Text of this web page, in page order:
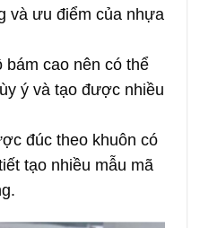
và ưu điểm của nhựa
bám cao nên có thể
ý và tạo được nhiều
đúc theo khuôn có
tạo nhiều mẫu mã